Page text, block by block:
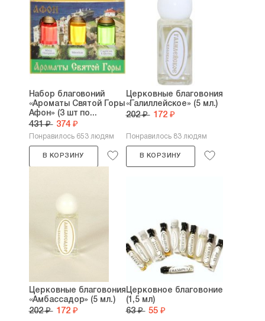
Набор благовоний
«Ароматы Святой Горы
Афон» (3 шт по...
431 ₽ 374 ₽
Понравилось 653 людям
В КОРЗИНУ
Церковные благовония
«Галиллейское» (5 мл.)
202 ₽ 172 ₽
Понравилось 83 людям
В КОРЗИНУ
Церковные благовония
«Амбассадор» (5 мл.)
202 ₽ 172 ₽
Церковное благовоние
(1,5 мл)
63 ₽ 55 ₽